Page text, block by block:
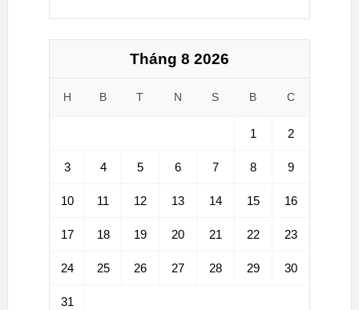
Tháng 8 2026
H B T N S B C
1 2
3 4 5 6 7 8 9
10 11 12 13 14 15 16
17 18 19 20 21 22 23
24 25 26 27 28 29 30
31